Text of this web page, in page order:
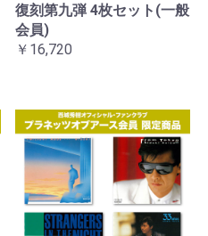
復刻第九弾 4枚セット(一般
会員)
￥16,720